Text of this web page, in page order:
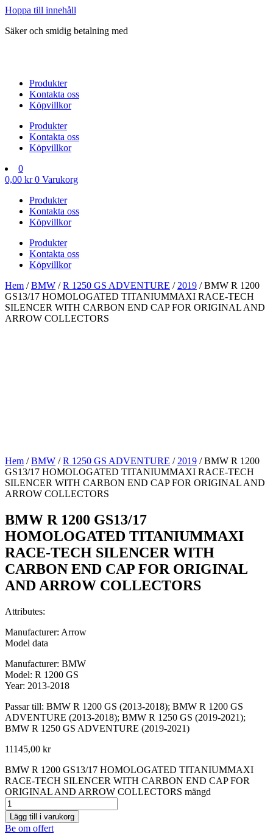
Hoppa till innehåll
Säker och smidig betalning med
Produkter
Kontakta oss
Köpvillkor
Produkter
Kontakta oss
Köpvillkor
0
0,00 kr 0 Varukorg
Produkter
Kontakta oss
Köpvillkor
Produkter
Kontakta oss
Köpvillkor
Hem /BMW /R 1250 GS ADVENTURE / 2019 / BMW R 1200
GS13/17 HOMOLOGATED TITANIUMMAXI RACE-TECH
SILENCER WITH CARBON END CAP FOR ORIGINAL AND
ARROW COLLECTORS
Hem /BMW /R 1250 GS ADVENTURE / 2019 / BMW R 1200
GS13/17 HOMOLOGATED TITANIUMMAXI RACE-TECH
SILENCER WITH CARBON END CAP FOR ORIGINAL AND
ARROW COLLECTORS
BMW R 1200 GS13/17
HOMOLOGATED TITANIUMMAXI
RACE-TECH SILENCER WITH
CARBON END CAP FOR ORIGINAL
AND ARROW COLLECTORS
Attributes:
Manufacturer: Arrow
Model data
Manufacturer: BMW
Model: R 1200 GS
Year: 2013-2018
Passar till: BMW R 1200 GS (2013-2018); BMW R 1200 GS
ADVENTURE (2013-2018); BMW R 1250 GS (2019-2021);
BMW R 1250 GS ADVENTURE (2019-2021)
11145,00 kr
BMW R 1200 GS13/17 HOMOLOGATED TITANIUMMAXI
RACE-TECH SILENCER WITH CARBON END CAP FOR
ORIGINAL AND ARROW COLLECTORS mängd
Lägg till i varukorg
Be om offert